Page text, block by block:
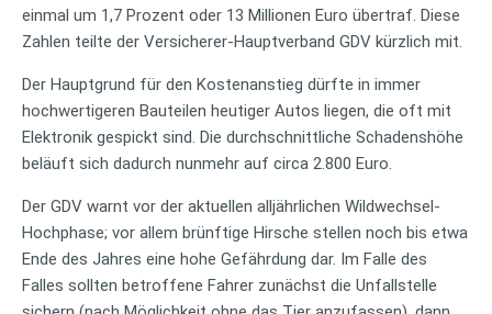
einmal um 1,7 Prozent oder 13 Millionen Euro übertraf. Diese
Zahlen teilte der Versicherer-Hauptverband GDV kürzlich mit.
Der Hauptgrund für den Kostenanstieg dürfte in immer
hochwertigeren Bauteilen heutiger Autos liegen, die oft mit
Elektronik gespickt sind. Die durchschnittliche Schadenshöhe
beläuft sich dadurch nunmehr auf circa 2.800 Euro.
Der GDV warnt vor der aktuellen alljährlichen Wildwechsel-
Hochphase; vor allem brünftige Hirsche stellen noch bis etwa
Ende des Jahres eine hohe Gefährdung dar. Im Falle des
Falles sollten betroffene Fahrer zunächst die Unfallstelle